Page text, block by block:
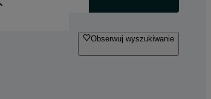
Obserwuj wyszukiwanie